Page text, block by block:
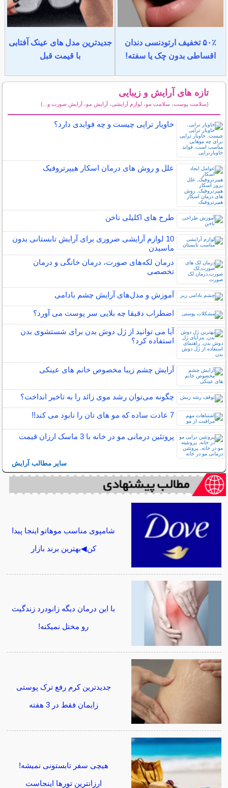
۵۰٪ تخفیف ارتودنسی دندان
اقساطی بدون چک یا سفته!
جدیدترین مدل های عینک آفتابی
با قیمت قبل
تازه های آرایش و زیبایی
(سلامت پوست، سلامت مو، لوازم آرایشی، آرایش مو، آرایش صورت و...)
خاویار تراپی چیست و چه فوایدی دارد؟
علل و روش های درمان اسکار هیپرتروفیک
طرح های اکلیلی ناخن
10 لوازم آرایشی ضروری برای آرایش تابستانی بدون
ماسیدن
درمان لکه‌های صورت، درمان خانگی و درمان
تخصصی
آموزش و مدل‌های آرایش چشم بادامی
اضطراب دقیقا چه بلایی سر پوست می آورد؟
آیا می توانید از ژل دوش بدن برای شستشوی بدن
استفاده کرد؟
آرایش چشم زیبا مخصوص خانم های عینکی
چگونه می‌توان رشد موی زائد را به تاخیر انداخت؟
7 عادت ساده که مو های تان را نابود می کند!!
پروتئین درمانی مو در خانه با 3 ماسک ارزان قیمت
سایر مطالب آرایش
شامپوی مناسب موهاتو اینجا پیدا
کن◀بهترین برند بازار
با این درمان دیگه زانودرد زندگیت
رو مختل نمیکنه!
جدیدترین کرم رفع ترک پوستی
زایمان فقط در 3 هفته
هیچی سفر تابستونی نمیشه!
ارزانترین تورها اینجاست